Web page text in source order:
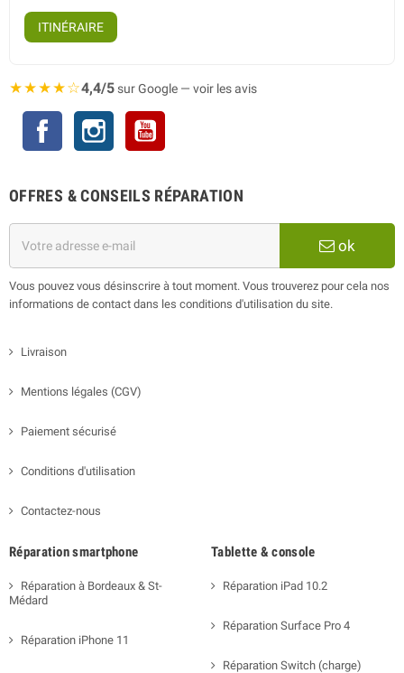
ITINÉRAIRE
★★★★☆4,4/5sur Google — voir les avis
Facebook Instagram
OFFRES & CONSEILS RÉPARATION
ok
Vous pouvez vous désinscrire à tout moment. Vous trouverez pour cela nos
informations de contact dans les conditions d'utilisation du site.
Livraison
Mentions légales (CGV)
Paiement sécurisé
Conditions d'utilisation
Contactez-nous
Réparation smartphone
Réparation à Bordeaux & St-
Médard
Réparation iPhone 11
Tablette & console
Réparation iPad 10.2
Réparation Surface Pro 4
Réparation Switch (charge)